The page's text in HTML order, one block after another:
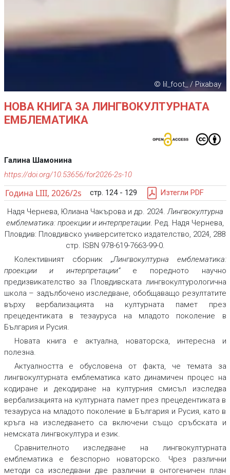
© lil_foot_ / Pixabay
НОВА КНИГА ЗА ЛИНГВОКУЛТУРНАТА
ЕМБЛЕМАТИКА
Галина Шамонина
https://doi.org/10.53656/for2026-2s-10
Година LIII, 2026/2s стр. 124 - 129 Изтегли PDF
Надя Чернева, Юлиана Чакърова и др. 2024.Лингвокултурна
емблематика: проекции и интерпретации. Ред. Надя Чернева,
Пловдив: Пловдивско университетско издателство, 2024, 288
стр. ISBN 978-619-7663-99-0.
Колективният сборник„Лингвокултурна емблематика:
проекции и интерпретации“е поредното научно
предизвикателство за Пловдивската лингвокултурологична
школа – задълбочено изследване, обобщаващо резултатите
върху вербализацията на културната памет през
прецедентиката в тезауруса на младото поколение в
България и Русия.
Новата книга е актуална, новаторска, интересна и
полезна.
Актуалността e обусловена от факта, че темата за
лингвокултурната емблематика като динамичен процес на
кодиране и декодиране на културния смисъл изследва
вербализацията на културната памет през прецедентиката в
тезауруса на младото поколение в България и Русия, като в
кръга на изследването са включени също сръбската и
немската лингвокултура и език.
Сравнителното изследване на лингвокултурната
емблематика е безспорно новаторско. Чрез различни
методи са изследвани две различни в онтогеничен план